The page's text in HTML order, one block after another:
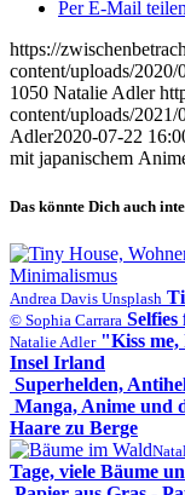
Per E-Mail
https://
content/uploads/
1050 Natalie Adler
content/uploads/
Adler2020-07-22
mit japanischem
Das könnte Dich auch
Andrea Davis Unsplash
© Sophia Carrara
Natalie Adler "Kiss
Insel Irland
Superhelden,
Manga, Anime und
Haare zu Berge
Tage, viele Bäume